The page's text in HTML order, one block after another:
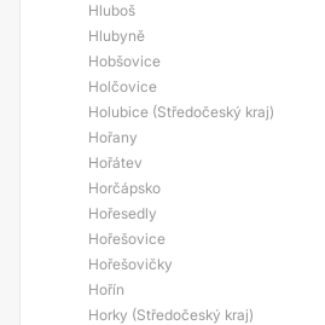
Hluboš
Hlubyně
Hobšovice
Holčovice
Holubice (Středočeský kraj)
Hořany
Hořátev
Horčápsko
Hořesedly
Hořešovice
Hořešovičky
Hořín
Horky (Středočeský kraj)